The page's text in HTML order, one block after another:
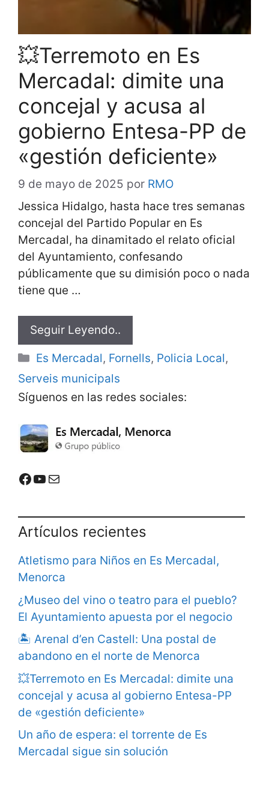
💥Terremoto en Es
Mercadal: dimite una
concejal y acusa al
gobierno Entesa-PP de
«gestión deficiente»
9 de mayo de 2025 por RMO
Jessica Hidalgo, hasta hace tres semanas
concejal del Partido Popular en Es
Mercadal, ha dinamitado el relato oficial
del Ayuntamiento, confesando
públicamente que su dimisión poco o nada
tiene que …
Seguir Leyendo..
Categorías
Es Mercadal, Fornells, Policia Local,
Serveis municipals
Síguenos en las redes sociales:
Mercadal Online en Facebook
Mercadal Online en Youtube
Email de contacto
Artículos recientes
Atletismo para Niños en Es Mercadal,
Menorca
¿Museo del vino o teatro para el pueblo?
El Ayuntamiento apuesta por el negocio
🏝️ Arenal d’en Castell: Una postal de
abandono en el norte de Menorca
💥Terremoto en Es Mercadal: dimite una
concejal y acusa al gobierno Entesa-PP
de «gestión deficiente»
Un año de espera: el torrente de Es
Mercadal sigue sin solución